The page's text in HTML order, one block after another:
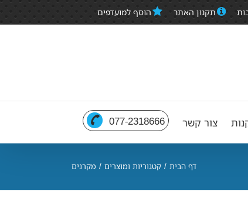
תקנון האתר הוסף למועדפים
צור קשר 077-2318666
דף הבית / קטגוריות ומוצרים / מקרנים